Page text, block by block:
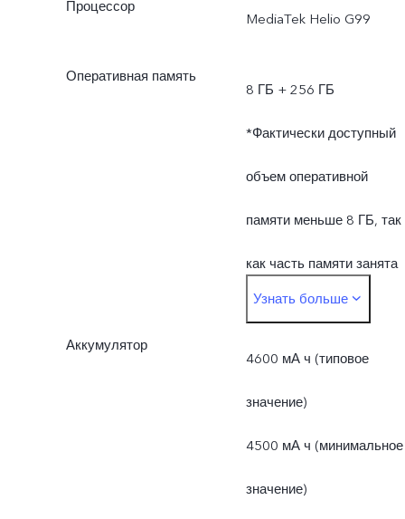
Процессор
MediaTek Helio G99
Оперативная память
8 ГБ + 256 ГБ
*Фактически доступный
объем оперативной
памяти меньше 8 ГБ, так
как часть памяти занята
операционной системой
предустановленными
приложениями.
*Фактически доступный
объем ROM меньше
Узнать больше
Аккумулятор
4600 мА ч (типовое
значение)
4500 мА ч (минимальное
значение)